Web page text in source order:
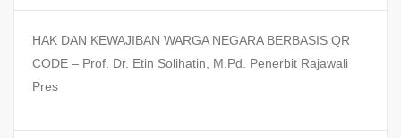
HAK DAN KEWAJIBAN WARGA NEGARA BERBASIS QR
CODE – Prof. Dr. Etin Solihatin, M.Pd. Penerbit Rajawali
Pres